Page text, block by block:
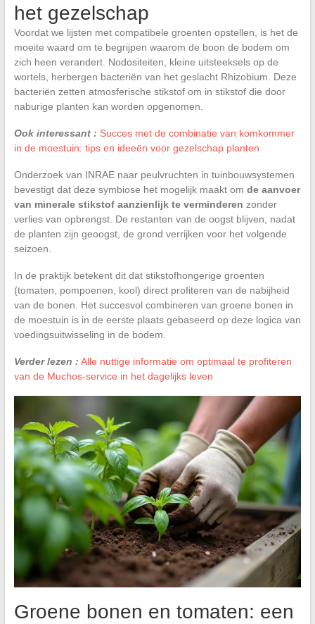
het gezelschap
Voordat we lijsten met compatibele groenten opstellen, is het de
moeite waard om te begrijpen waarom de boon de bodem om
zich heen verandert. Nodositeiten, kleine uitsteeksels op de
wortels, herbergen bacteriën van het geslacht Rhizobium. Deze
bacteriën zetten atmosferische stikstof om in stikstof die door
naburige planten kan worden opgenomen.
Ook interessant : Succes met de combinatie van komkommer
in de moestuin: tips en ideeën voor gezelschap planten
Onderzoek van INRAE naar peulvruchten in tuinbouwsystemen
bevestigt dat deze symbiose het mogelijk maakt om de aanvoer
van minerale stikstof aanzienlijk te verminderen zonder
verlies van opbrengst. De restanten van de oogst blijven, nadat
de planten zijn geoogst, de grond verrijken voor het volgende
seizoen.
In de praktijk betekent dit dat stikstofhongerige groenten
(tomaten, pompoenen, kool) direct profiteren van de nabijheid
van de bonen. Het succesvol combineren van groene bonen in
de moestuin is in de eerste plaats gebaseerd op deze logica van
voedingsuitwisseling in de bodem.
Verder lezen : Alle nuttige informatie om optimaal te profiteren
van de Muchos-service in het dagelijks leven
Groene bonen en tomaten: een